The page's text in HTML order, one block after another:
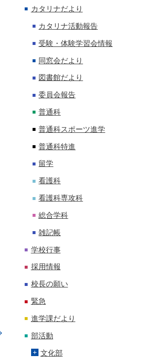
カタリナだより
カタリナ活動報告
受験・体験学習会情報
同窓会だより
図書館だより
委員会報告
普通科
普通科スポーツ進学
普通科特進
留学
看護科
看護科専攻科
総合学科
雑記帳
学校行事
採用情報
校長の願い
緊急
進学課だより
部活動
文化部